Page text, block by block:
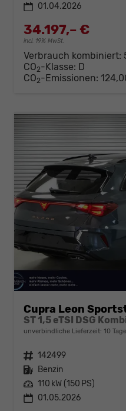
01.04.2026
34.197,– €
incl. 19% MwSt.
Verbrauch kombiniert:
CO2-Klasse: D
CO2-Emissionen:
Cupra Leon
ST 1,5 eTSI DSG
unverbindliche Lieferzeit: 10 Tage
Fahrzeugnr. 142499
Kraftstoff Benzin
Leistung 110 kW (150 PS)
01.05.2026